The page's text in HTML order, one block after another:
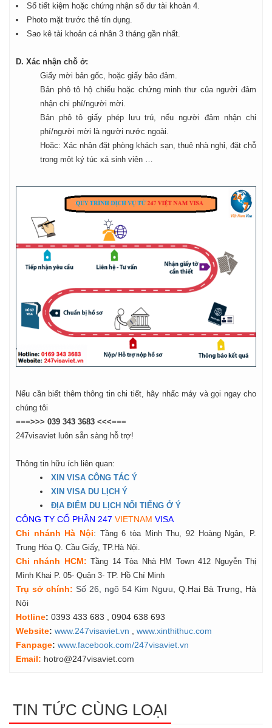
Sổ tiết kiệm hoặc chứng nhận số dư tài khoản 4.
Photo mặt trước thẻ tín dụng.
Sao kê tài khoản cá nhân 3 tháng gần nhất.
D. Xác nhận chỗ ở:
Giấy mời bản gốc, hoặc giấy bảo đảm.
Bản phô tô hộ chiếu hoặc chứng minh thư của người đảm
nhận chi phí/người mời.
Bản phô tô giấy phép lưu trú, nếu người đảm nhận chi
phí/người mời là người nước ngoài.
Hoặc: Xác nhận đặt phòng khách sạn, thuê nhà nghỉ, đặt chỗ
trong một ký túc xá sinh viên …
Nếu cần biết thêm thông tin chi tiết, hãy nhấc máy và gọi ngay cho
chúng tôi
===>>> 039 343 3683 <<<===
247visaviet luôn sẵn sàng hỗ trợ!
Thông tin hữu ích liên quan:
XIN VISA CÔNG TÁC Ý
XIN VISA DU LỊCH Ý
ĐỊA ĐIỂM DU LỊCH NỔI TIẾNG Ở Ý
CÔNG TY CỔ PHẦN 247 VIETNAM VISA
Chi nhánh Hà Nội: Tầng 6 tòa Minh Thu, 92 Hoàng Ngân, P.
Trung Hòa Q. Cầu Giấy, TP.Hà Nội.
Chi nhánh HCM: Tầng 14 Tòa Nhà HM Town 412 Nguyễn Thị
Mình Khai P. 05- Quận 3- TP. Hồ Chí Minh
Trụ sở chính: Số 26, ngõ 54 Kim Ngưu , Q.Hai Bà Trưng, Hà
Nội
Hotline: 0393 433 683 , 0904 638 693
Website: www.247visaviet.vn
www.xinthithuc.com
Fanpage: www.facebook.com/247visaviet.vn
Email: hotro@247visaviet.com
TIN TỨC CÙNG LOẠI